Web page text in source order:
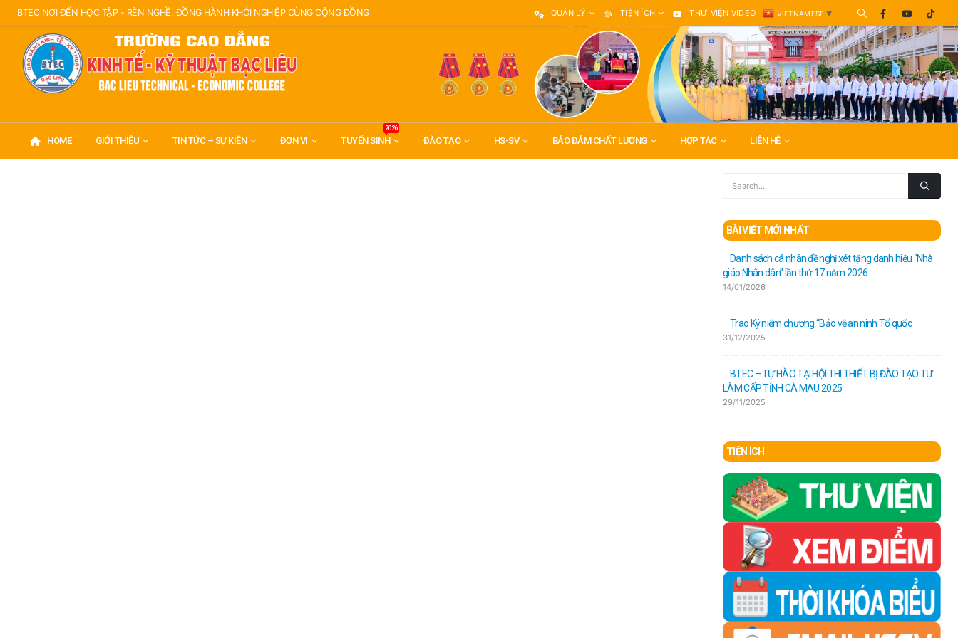
BTEC NƠI ĐẾN HỌC TẬP - RÈN NGHỀ, ĐỒNG HÀNH KHỞI NGHIỆP CÙNG CỘNG ĐỒNG QUẢN LÝ TIỆN ÍCH THƯ VIỆN VIDEO VIETNAMESE ▼
HOME GIỚI THIỆU TIN TỨC – SỰ KIỆN ĐƠN VỊ TUYỂN SINH
2026
ĐÀO TẠO HS-SV BẢO ĐẢM CHẤT LƯỢNG HỢP TÁC LIÊN HỆ
BÀI VIẾT MỚI NHẤT
Danh sách cá nhân đề nghị xét tặng danh hiệu “Nhà
giáo Nhân dân” lần thứ 17 năm 2026
14/01/2026
Trao Kỷ niệm chương “Bảo vệ an ninh Tổ quốc
31/12/2025
BTEC – ​TỰ HÀO TẠI HỘI THI THIẾT BỊ ĐÀO TẠO TỰ
LÀM CẤP TỈNH CÀ MAU 2025
29/11/2025
TIỆN ÍCH